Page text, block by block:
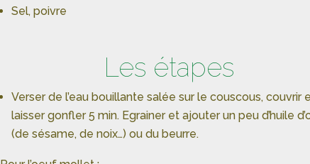
Sel, poivre
Les étapes
Verser de l’eau bouillante salée sur le couscous, couvrir
laisser gonfler 5 min. Egrainer et ajouter un peu d’huile
(de sésame, de noix…) ou du beurre.